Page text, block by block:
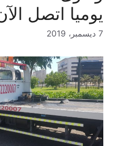
يوميا اتصل الآن 92220007